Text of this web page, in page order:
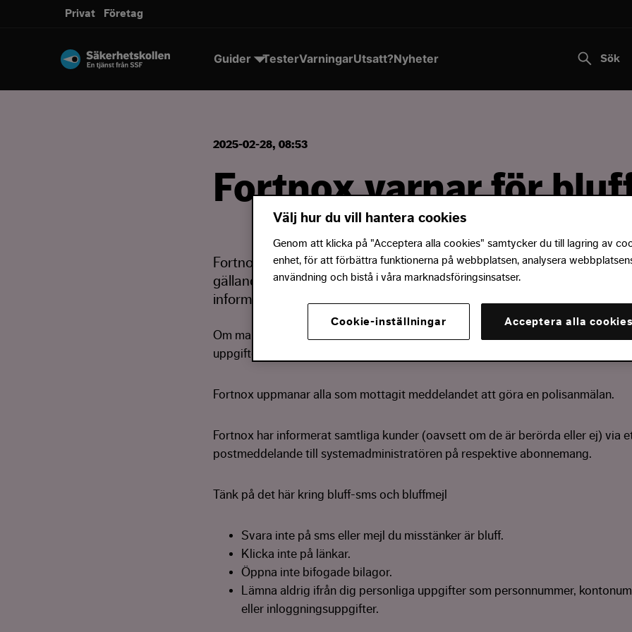
Privat
Företag
Guider TesterVarningarUtsatt?Nyheter Sök
2025-02-28, 08:53
Fortnox varnar för
Fortnox har fått information om att falska sms skickas just nu ut i
gällande Fortnox Företagskort. Fortnox vill understryka att man
information eller uppmaningar om att verifiera kortuppgifter.
Om man får ett sms som handlar om företagskortet, klicka inte på några länkar
uppgifter. Vid frågor, kontakta Fortnox support.
Fortnox uppmanar alla som mottagit meddelandet att göra en polisanmälan.
Fortnox har informerat samtliga kunder (oavsett om de är berörda eller ej) via
postmeddelande till systemadministratören på respektive abonnemang.
Tänk på det här kring bluff-sms och bluffmejl
Svara inte på sms eller mejl du misstänker är bluff.
Klicka inte på länkar.
Öppna inte bifogade bilagor.
Lämna aldrig ifrån dig personliga uppgifter som personnummer,
eller inloggningsuppgifter.
Välj hur du vill hantera cookies
Genom att klicka på "Acceptera alla cookies" samtycker du till lagring av
enhet, för att förbättra funktionerna på webbplatsen, analysera
användning och bistå i våra marknadsföringsinsatser.
Acceptera alla cookies
Cookie-inställningar